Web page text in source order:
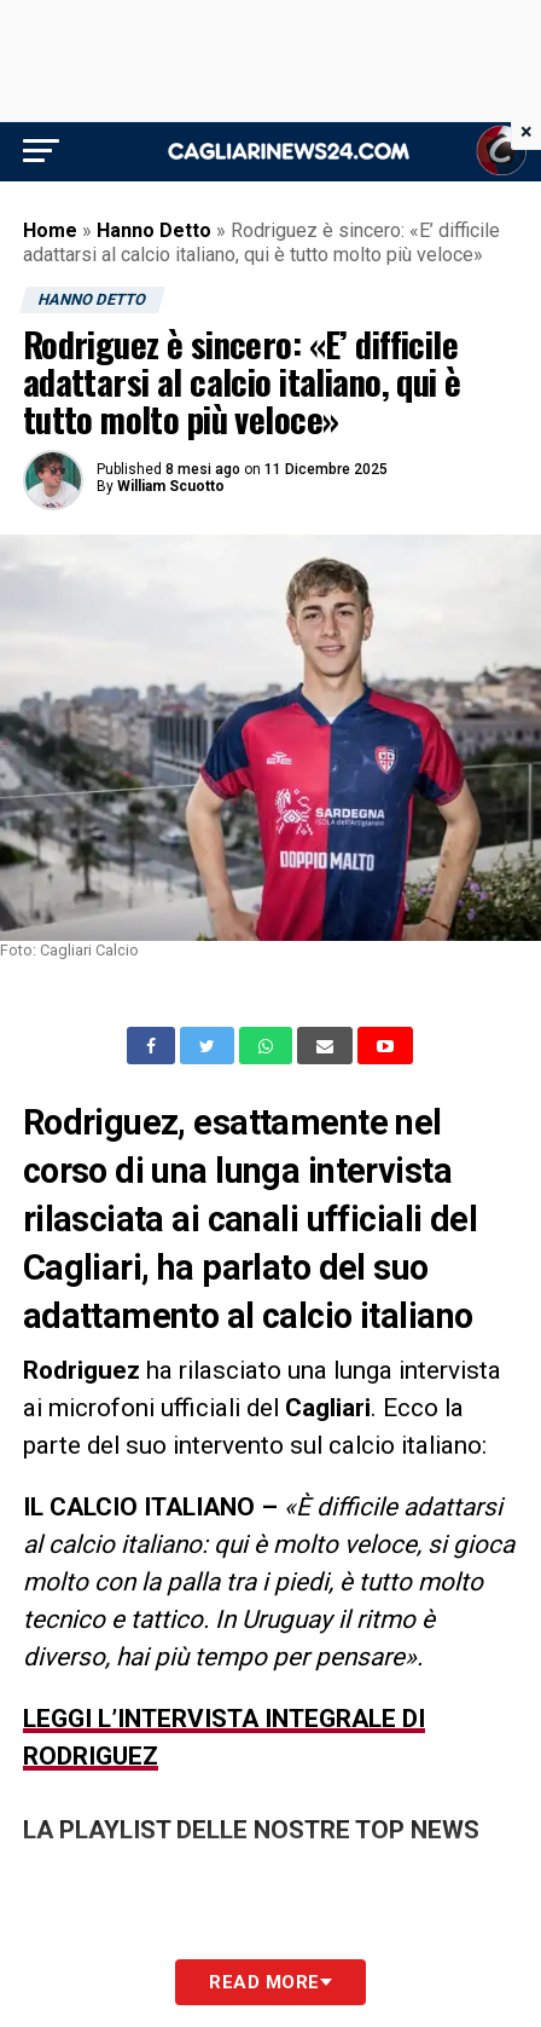
Home » Hanno Detto » Rodriguez è sincero: «E’ difficile
adattarsi al calcio italiano, qui è tutto molto più veloce»
HANNO DETTO
Rodriguez è sincero: «E’ difficile
adattarsi al calcio italiano, qui è
tutto molto più veloce»
Published 8 mesi ago on 11 Dicembre 2025
By William Scuotto
Foto: Cagliari Calcio
Rodriguez, esattamente nel
corso di una lunga intervista
rilasciata ai canali ufficiali del
Cagliari, ha parlato del suo
adattamento al calcio italiano
Rodriguez ha rilasciato una lunga intervista
ai microfoni ufficiali del Cagliari. Ecco la
parte del suo intervento sul calcio italiano:
IL CALCIO ITALIANO – «È difficile adattarsi
al calcio italiano: qui è molto veloce, si gioca
molto con la palla tra i piedi, è tutto molto
tecnico e tattico. In Uruguay il ritmo è
diverso, hai più tempo per pensare».
LEGGI L’INTERVISTA INTEGRALE DI
RODRIGUEZ
LA PLAYLIST DELLE NOSTRE TOP NEWS
READ MORE
×